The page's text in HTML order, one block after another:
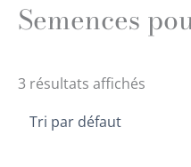
Semences
3 résultats affichés